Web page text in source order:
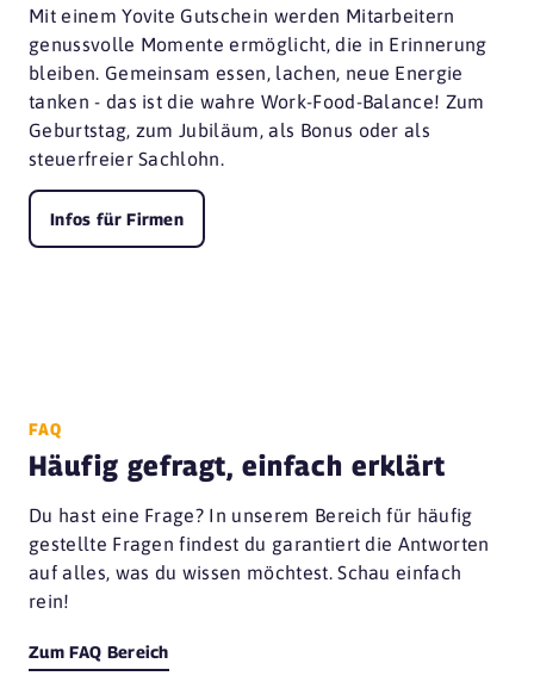
Mit einem Yovite Gutschein werden Mitarbeitern
genussvolle Momente ermöglicht, die in Erinnerung
bleiben. Gemeinsam essen, lachen, neue Energie
tanken - das ist die wahre Work-Food-Balance! Zum
Geburtstag, zum Jubiläum, als Bonus oder als
steuerfreier Sachlohn.
Infos für Firmen
FAQ
Häufig gefragt, einfach erklärt
Du hast eine Frage? In unserem Bereich für häufig
gestellte Fragen findest du garantiert die Antworten
auf alles, was du wissen möchtest. Schau einfach
rein!
Zum FAQ Bereich